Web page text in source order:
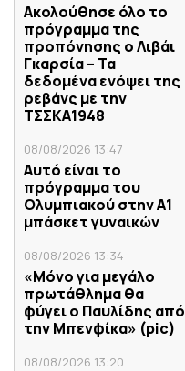
Ακολούθησε όλο το
πρόγραμμα της
προπόνησης ο Λιβάι
Γκαρσία – Τα
δεδομένα ενόψει της
ρεβάνς με την
ΤΣΣΚΑ1948
08/08/2026 13:47
Αυτό είναι το
πρόγραμμα του
Ολυμπιακού στην Α1
μπάσκετ γυναικών
08/08/2026 13:34
«Μόνο για μεγάλο
πρωτάθλημα θα
φύγει ο Παυλίδης από
την Μπενφίκα» (pic)
08/08/2026 13:20